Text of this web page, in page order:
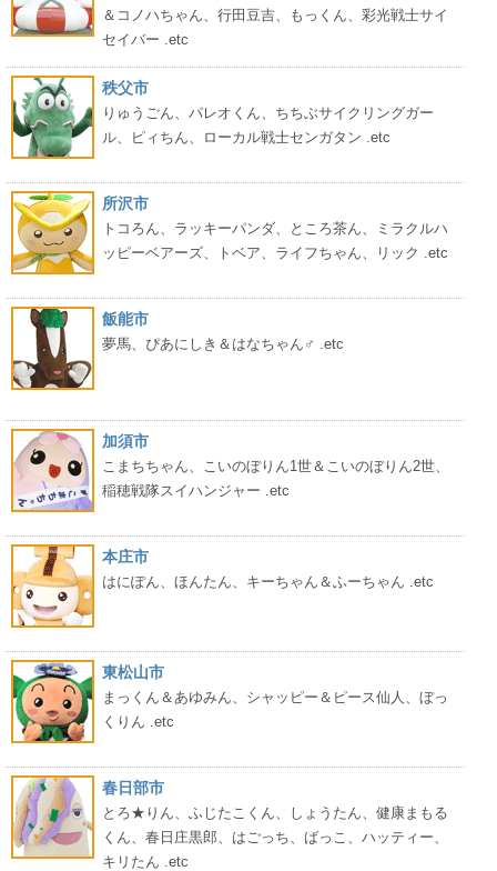
＆コノハちゃん、行田豆吉、もっくん、彩光戦士サイ
セイバー .etc
秩父市
りゅうごん、パレオくん、ちちぶサイクリングガー
ル、ピィちん、ローカル戦士センガタン .etc
所沢市
トコろん、ラッキーパンダ、ところ茶ん、ミラクルハ
ッピーベアーズ、トベア、ライフちゃん、リック .etc
飯能市
夢馬、ぴあにしき＆はなちゃん♂ .etc
加須市
こまちちゃん、こいのぼりん1世＆こいのぼりん2世、
稲穂戦隊スイハンジャー .etc
本庄市
はにぽん、ほんたん、キーちゃん＆ふーちゃん .etc
東松山市
まっくん＆あゆみん、シャッピー＆ピース仙人、ぼっ
くりん .etc
春日部市
とろ★りん、ふじたこくん、しょうたん、健康まもる
くん、春日庄黒郎、はごっち、ばっこ、ハッティー、
キリたん .etc